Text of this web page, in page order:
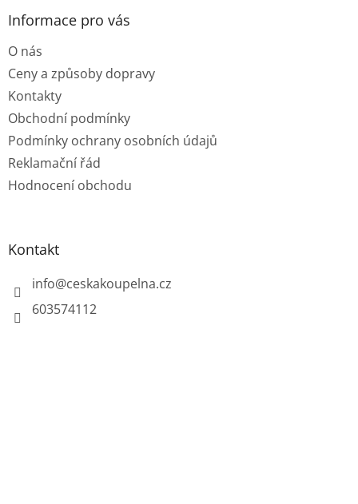
Informace pro vás
O nás
Ceny a způsoby dopravy
Kontakty
Obchodní podmínky
Podmínky ochrany osobních údajů
Reklamační řád
Hodnocení obchodu
Kontakt
info@ceskakoupelna.cz
603574112